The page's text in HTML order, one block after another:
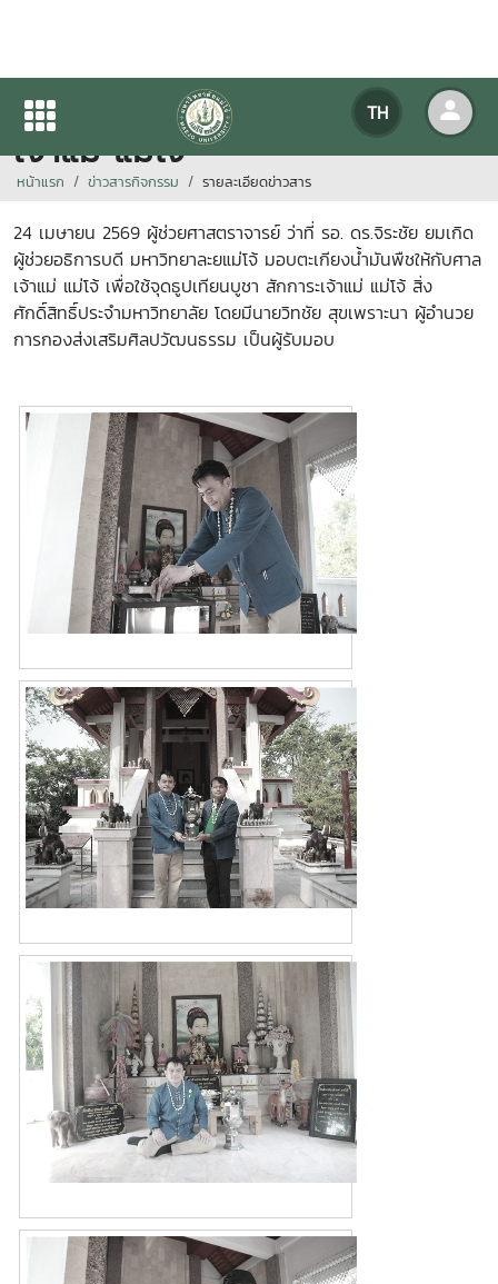
TH
มอบตะเกียงน้ำมันพืชให้กับศาล
เจ้าแม่ แม่โจ้
หน้าแรก ข่าวสารกิจกรรม รายละเอียดข่าวสาร
24 เมษายน 2569 ผู้ช่วยศาสตราจารย์ ว่าที่ รอ. ดร.จิระชัย ยมเกิด
ผู้ช่วยอธิการบดี มหาวิทยาละยแม่โจ้ มอบตะเกียงน้ำมันพืชให้กับศาล
เจ้าแม่ แม่โจ้ เพื่อใช้จุดธูปเทียนบูชา สักการะเจ้าแม่ แม่โจ้ สิ่ง
ศักดิ์สิทธิ์ประจำมหาวิทยาลัย โดยมีนายวิทชัย สุขเพราะนา ผู้อำนวย
การกองส่งเสริมศิลปวัฒนธรรม เป็นผู้รับมอบ